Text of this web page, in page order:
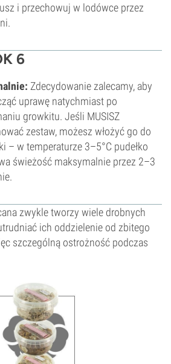
i przechowuj w lodówce przez
6
Zdecydowanie zalecamy, aby
uprawę natychmiast po
growkitu. Jeśli MUSISZ
zestaw, możesz włożyć go do
– w temperaturze 3–5°C pudełko
świeżość maksymalnie przez 2–3
zwykle tworzy wiele drobnych
ich oddzielenie od zbitego
szczególną ostrożność podczas